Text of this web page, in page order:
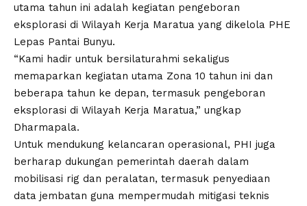
utama tahun ini adalah kegiatan pengeboran
eksplorasi di Wilayah Kerja Maratua yang dikelola PHE
Lepas Pantai Bunyu.
“Kami hadir untuk bersilaturahmi sekaligus
memaparkan kegiatan utama Zona 10 tahun ini dan
beberapa tahun ke depan, termasuk pengeboran
eksplorasi di Wilayah Kerja Maratua,” ungkap
Dharmapala.
Untuk mendukung kelancaran operasional, PHI juga
berharap dukungan pemerintah daerah dalam
mobilisasi rig dan peralatan, termasuk penyediaan
data jembatan guna mempermudah mitigasi teknis